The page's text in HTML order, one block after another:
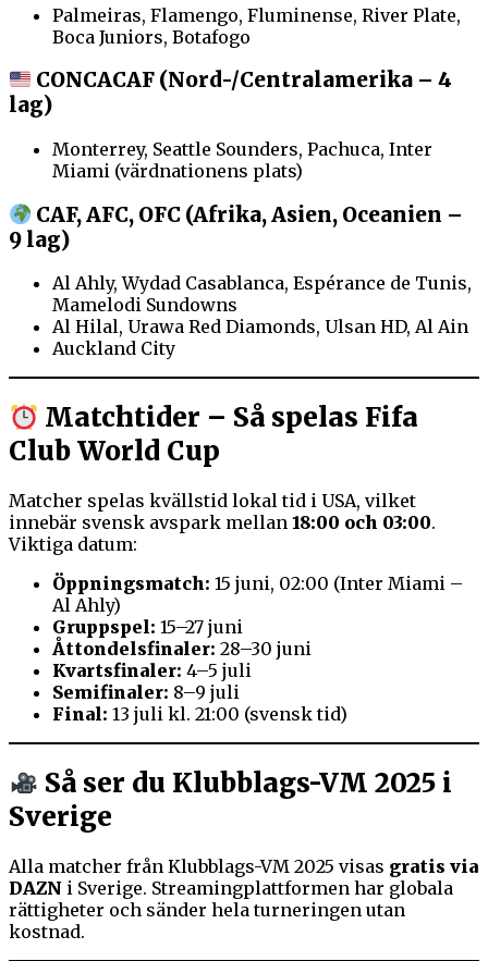
Palmeiras, Flamengo, Fluminense, River Plate,
Boca Juniors, Botafogo
CONCACAF (Nord-/Centralamerika – 4
lag)
Monterrey, Seattle Sounders, Pachuca, Inter
Miami (värdnationens plats)
CAF, AFC, OFC (Afrika, Asien, Oceanien –
9 lag)
Al Ahly, Wydad Casablanca, Espérance de Tunis,
Mamelodi Sundowns
Al Hilal, Urawa Red Diamonds, Ulsan HD, Al Ain
Auckland City
Matchtider – Så spelas Fifa
Club World Cup
Matcher spelas kvällstid lokal tid i USA, vilket
innebär svensk avspark mellan 18:00 och 03:00.
Viktiga datum:
Öppningsmatch: 15 juni, 02:00 (Inter Miami –
Al Ahly)
Gruppspel: 15–27 juni
Åttondelsfinaler: 28–30 juni
Kvartsfinaler: 4–5 juli
Semifinaler: 8–9 juli
Final: 13 juli kl. 21:00 (svensk tid)
Så ser du Klubblags-VM 2025 i
Sverige
Alla matcher från Klubblags-VM 2025 visas gratis via
DAZN i Sverige. Streamingplattformen har globala
rättigheter och sänder hela turneringen utan
kostnad.